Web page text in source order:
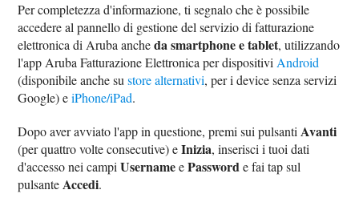
Per completezza d'informazione, ti segnalo che è possibile
accedere al pannello di gestione del servizio di fatturazione
elettronica di Aruba ancheda smartphone e tablet, utilizzando
l'app Aruba Fatturazione Elettronica per dispositiviAndroid
(disponibile anche sustore alternativi, per i device senza servizi
Google) eiPhone/iPad.
Dopo aver avviato l'app in questione, premi sui pulsantiAvanti
(per quattro volte consecutive) eInizia, inserisci i tuoi dati
d'accesso nei campiUsernameePassworde fai tap sul
pulsanteAccedi.